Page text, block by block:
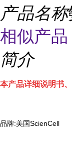
产品名称
相似产
简介
本产品详细说明书
品牌:美国ScienCell